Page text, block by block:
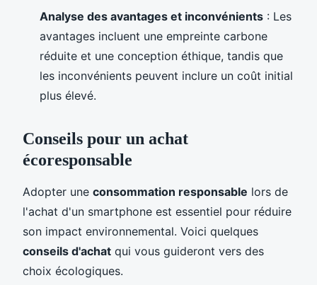
Analyse des avantages et inconvénients : Les
avantages incluent une empreinte carbone
réduite et une conception éthique, tandis que
les inconvénients peuvent inclure un coût initial
plus élevé.
Conseils pour un achat
écoresponsable
Adopter une consommation responsable lors de
l'achat d'un smartphone est essentiel pour réduire
son impact environnemental. Voici quelques
conseils d'achat qui vous guideront vers des
choix écologiques.